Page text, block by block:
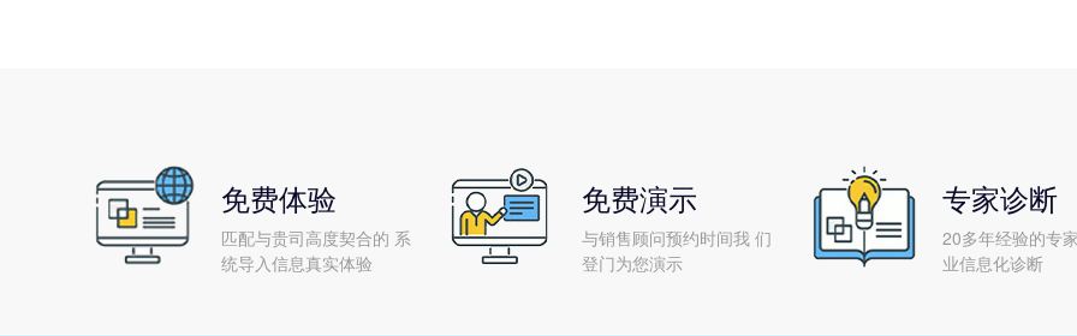
免费体验
匹配与贵司高度契合的 系
统导入信息真实体验
免费演示
与销售顾问预约时间我 们
登门为您演示
专家诊断
20多年经验的专
业信息化诊断